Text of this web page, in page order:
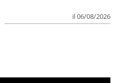
il 06/08/2026